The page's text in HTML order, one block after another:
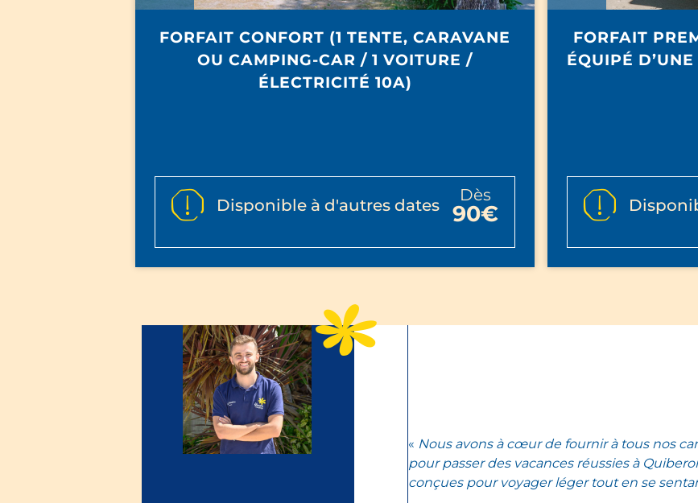
FORFAIT CONFORT (1 TENTE, CARAVANE
OU CAMPING-CAR / 1 VOITURE /
ÉLECTRICITÉ 10A)
Disponible à d'autres dates
dès
90€
FORFAIT
ÉQUIPÉ
« Nous avons à cœur de fournir à tous nos
pour passer des vacances réussies à
conçues pour voyager léger tout en se